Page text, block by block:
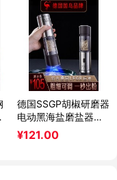
德国SSGP胡椒研磨器
电动黑海盐磨盐器磨
胡椒粉粒神器花椒研
磨瓶
¥121.00